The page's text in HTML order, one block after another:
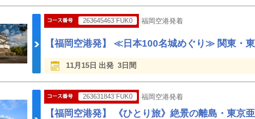
263645463`FUK0 福岡空港発着
【福岡空港発】 ≪日本100名城めぐり≫ 関東・
11月15日 出発 3日間
263631843`FUK0 福岡空港発着
【福岡空港発】 《ひとり旅》絶景の離島・東京